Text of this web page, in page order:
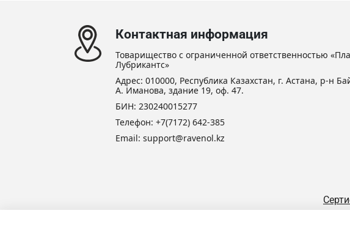
Контактная информация
Товарищество с ограниченной ответственностью
Лубрикантс»
Адрес: 010000, Республика Казахстан, г. Астана, р-н
А. Иманова, здание 19, оф. 47.
БИН: 230240015277
Телефон: +7(7172) 642-385
Email: support@ravenol.kz